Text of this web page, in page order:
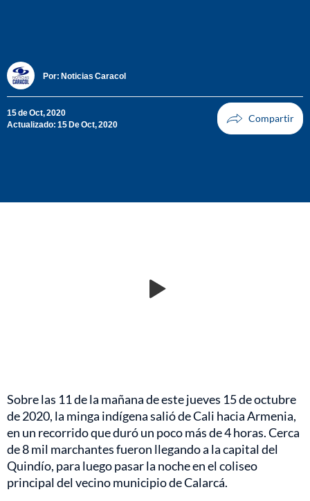
Por: Noticias Caracol
15 de Oct, 2020
Actualizado: 15 De Oct, 2020
Sobre las 11 de la mañana de este jueves 15 de octubre
de 2020, la minga indígena salió de Cali hacia Armenia,
en un recorrido que duró un poco más de 4 horas. Cerca
de 8 mil marchantes fueron llegando a la capital del
Quindío, para luego pasar la noche en el coliseo
principal del vecino municipio de Calarcá.